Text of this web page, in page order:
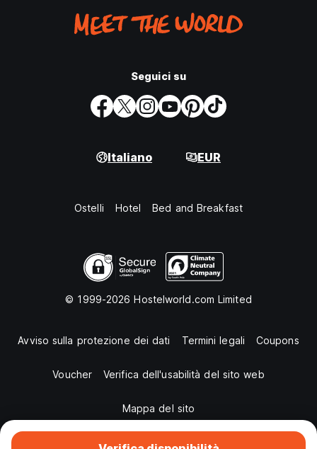
Seguici su
Italiano EUR
Ostelli Hotel Bed and Breakfast
© 1999-2026 Hostelworld.com Limited
Avviso sulla protezione dei dati Termini legali Coupons
Voucher Verifica dell'usabilità del sito web
Mappa del sito